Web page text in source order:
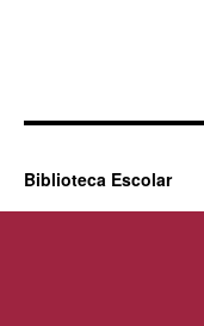
Biblioteca Escolar